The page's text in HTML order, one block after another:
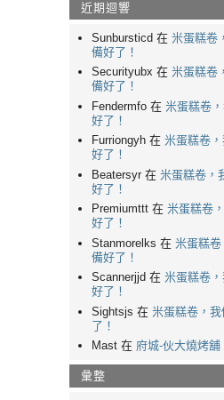
近期迴響
Sunbursticd 在 米蛋糕卷
備好了！
Securityubx 在 米蛋糕卷
備好了！
Fendermfo 在 米蛋糕卷
好了！
Furriongyh 在 米蛋糕卷
好了！
Beatersyr 在 米蛋糕卷，
好了！
Premiumttt 在 米蛋糕卷
好了！
Stanmorelks 在 米蛋糕
備好了！
Scannerjjd 在 米蛋糕卷
好了！
Sightsjs 在 米蛋糕卷，
了！
Mast 在 府城-伙大燒烤舖
彙整